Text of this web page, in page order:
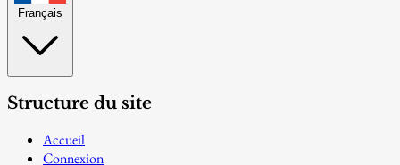
Français
Structure du site
Accueil
Connexion